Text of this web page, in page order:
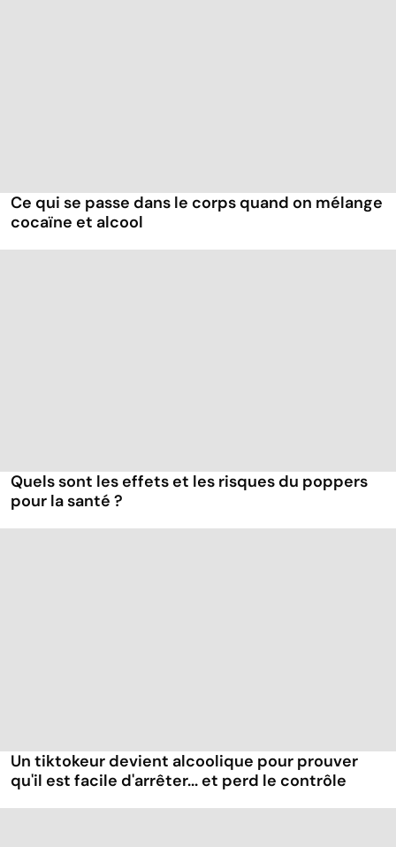
Ce qui se passe dans le corps quand on mélange
cocaïne et alcool
Quels sont les effets et les risques du poppers
pour la santé ?
Un tiktokeur devient alcoolique pour prouver
qu'il est facile d'arrêter... et perd le contrôle